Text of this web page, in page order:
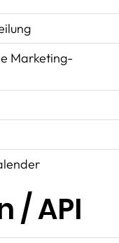
Marketing-
/ API